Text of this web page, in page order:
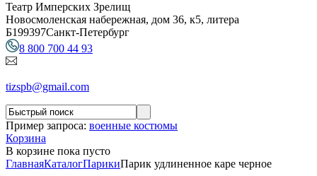
Театр Имперских Зрелищ
Новосмоленская набережная, дом 36, к5, литера
Б199397Санкт-Петербург
8 800 700 44 93
tizspb@gmail.com
Пример запроса: военные костюмы
Корзина
В корзине пока пусто
ГлавнаяКаталогПарикиПарик удлиненное каре черное